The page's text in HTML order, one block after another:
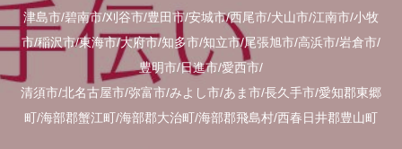
津島市/碧南市/刈谷市/豊田市/安城市/西尾市/犬山市/江南市/小牧
市/稲沢市/東海市/大府市/知多市/知立市/尾張旭市/高浜市/岩倉市/
豊明市/日進市/愛西市/
清須市/北名古屋市/弥富市/みよし市/あま市/長久手市/愛知郡東郷
町/海部郡蟹江町/海部郡大治町/海部郡飛島村/西春日井郡豊山町